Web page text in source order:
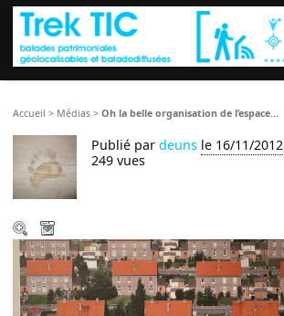
Accueil > Médias >Oh la belle organisation de l’espace...
Publié pardeuns le 16/11/2012
249 vues